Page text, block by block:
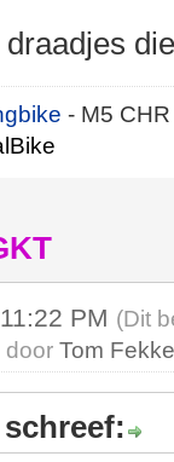
- M5
PM (Dit
doorTom